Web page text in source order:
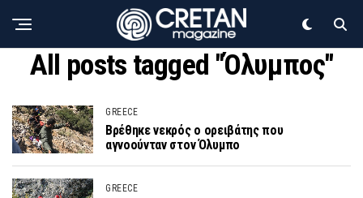
All posts tagged "Όλυμπος"
GREECE
Βρέθηκε νεκρός ο ορειβάτης που
αγνοούνταν στον Όλυμπο
GREECE